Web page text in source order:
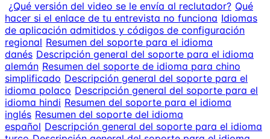
¿Qué versión del video se le envía al reclutador? Qué
hacer si el enlace de tu entrevista no funciona Idiomas
de aplicación admitidos y códigos de configuración
regional Resumen del soporte para el idioma
danés Descripción general del soporte para el idioma
alemán Resumen del soporte de idioma para chino
simplificado Descripción general del soporte para el
idioma polaco Descripción general del soporte para el
idioma hindi Resumen del soporte para el idioma
inglés Resumen del soporte del idioma
español Descripción general del soporte para el idioma